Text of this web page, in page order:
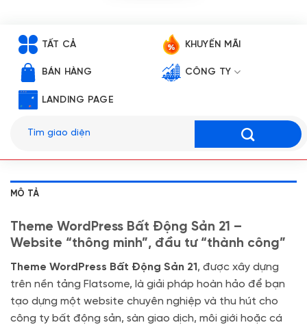
TẤT CẢ KHUYẾN MÃI
BÁN HÀNG CÔNG TY
LANDING PAGE
kiếm:
MÔ TẢ
Theme WordPress Bất Động Sản 21 –
Website “thông minh”, đầu tư “thành công”
Theme WordPress Bất Động Sản 21 , được xây dựng
trên nền tảng Flatsome, là giải pháp hoàn hảo để bạn
tạo dựng một website chuyên nghiệp và thu hút cho
công ty bất động sản, sàn giao dịch, môi giới hoặc cá